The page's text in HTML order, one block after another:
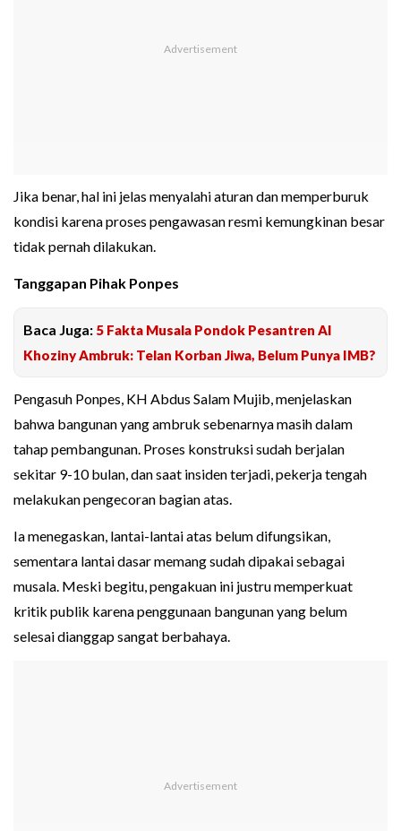
Jika benar, hal ini jelas menyalahi aturan dan memperburuk
kondisi karena proses pengawasan resmi kemungkinan besar
tidak pernah dilakukan.
Tanggapan Pihak Ponpes
Baca Juga: 5 Fakta Musala Pondok Pesantren Al
Khoziny Ambruk: Telan Korban Jiwa, Belum Punya IMB?
Pengasuh Ponpes, KH Abdus Salam Mujib, menjelaskan
bahwa bangunan yang ambruk sebenarnya masih dalam
tahap pembangunan. Proses konstruksi sudah berjalan
sekitar 9-10 bulan, dan saat insiden terjadi, pekerja tengah
melakukan pengecoran bagian atas.
Ia menegaskan, lantai-lantai atas belum difungsikan,
sementara lantai dasar memang sudah dipakai sebagai
musala. Meski begitu, pengakuan ini justru memperkuat
kritik publik karena penggunaan bangunan yang belum
selesai dianggap sangat berbahaya.